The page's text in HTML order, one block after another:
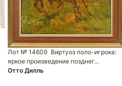
Лот № 14609 Виртуоз поло-игрока:
яркое произведение позднег…
Отто Дилль